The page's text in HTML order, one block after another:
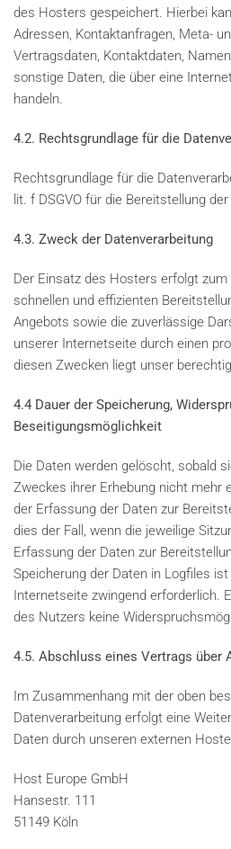
des Hosters gespeichert. Hierbei
Adressen, Kontaktanfragen, Meta-
Vertragsdaten, Kontaktdaten,
sonstige Daten, die über eine
handeln.
4.2. Rechtsgrundlage für die
Rechtsgrundlage für die
lit. f DSGVO für die Bereitstellung
4.3. Zweck der Datenverarbeitung
Der Einsatz des Hosters erfolgt
schnellen und effizienten
Angebots sowie die zuverlässige
unserer Internetseite durch einen
diesen Zwecken liegt unser
4.4 Dauer der Speicherung,
Beseitigungsmöglichkeit
Die Daten werden gelöscht, sobald
Zweckes ihrer Erhebung nicht mehr
der Erfassung der Daten zur
dies der Fall, wenn die jeweilige
Erfassung der Daten zur
Speicherung der Daten in Logfiles
Internetseite zwingend erforderlich.
des Nutzers keine
4.5. Abschluss eines Vertrags über
Im Zusammenhang mit der oben
Datenverarbeitung erfolgt eine
Daten durch unseren externen
Host Europe GmbH
Hansestr. 111
51149 Köln